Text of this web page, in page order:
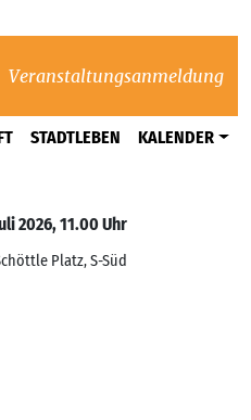
Veranstaltungsanmeldung
STADTLEBEN KALENDER
2026, 11.00 Uhr
Platz, S-Süd